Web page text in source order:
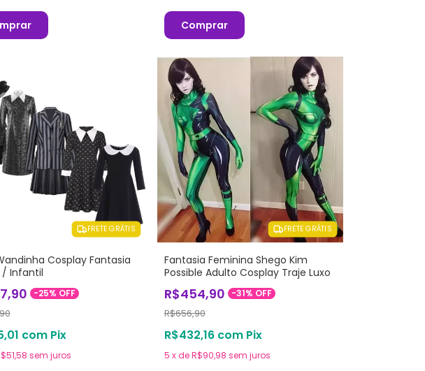
Comprar
FRETE GRÁTIS
Cosplay Fantasia
/ Infantil
-25% OFF
com Pix
sem juros
FRETE GRÁTIS
Fantasia Feminina Shego Kim
Possible Adulto Cosplay Traje Luxo
R$454,90 -31% OFF
R$656,90
R$432,16 com Pix
5 xdeR$90,98 sem juros